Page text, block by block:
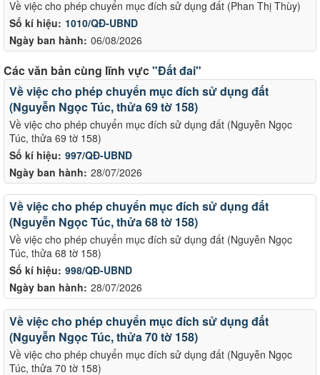
Số kí hiệu: 1010/QĐ-UBND
Ngày ban hành: 06/08/2026
Về việc cho phép chuyển mục đích sử dụng đất (Phan Thị Thùy)
Các văn bản cùng lĩnh vực"Đất đai"
Số kí hiệu: 997/QĐ-UBND
Ngày ban hành: 28/07/2026
Về việc cho phép chuyển mục đích sử dụng đất
(Nguyễn Ngọc Túc, thửa 69 tờ 158)
Về việc cho phép chuyển mục đích sử dụng đất (Nguyễn Ngọc
Túc, thửa 69 tờ 158)
Số kí hiệu: 998/QĐ-UBND
Ngày ban hành: 28/07/2026
Về việc cho phép chuyển mục đích sử dụng đất
(Nguyễn Ngọc Túc, thửa 68 tờ 158)
Về việc cho phép chuyển mục đích sử dụng đất (Nguyễn Ngọc
Túc, thửa 68 tờ 158)
Về việc cho phép chuyển mục đích sử dụng đất
(Nguyễn Ngọc Túc, thửa 70 tờ 158)
Về việc cho phép chuyển mục đích sử dụng đất (Nguyễn Ngọc
Túc, thửa 70 tờ 158)